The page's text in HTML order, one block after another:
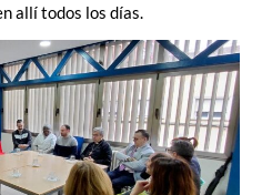
allí todos los días.